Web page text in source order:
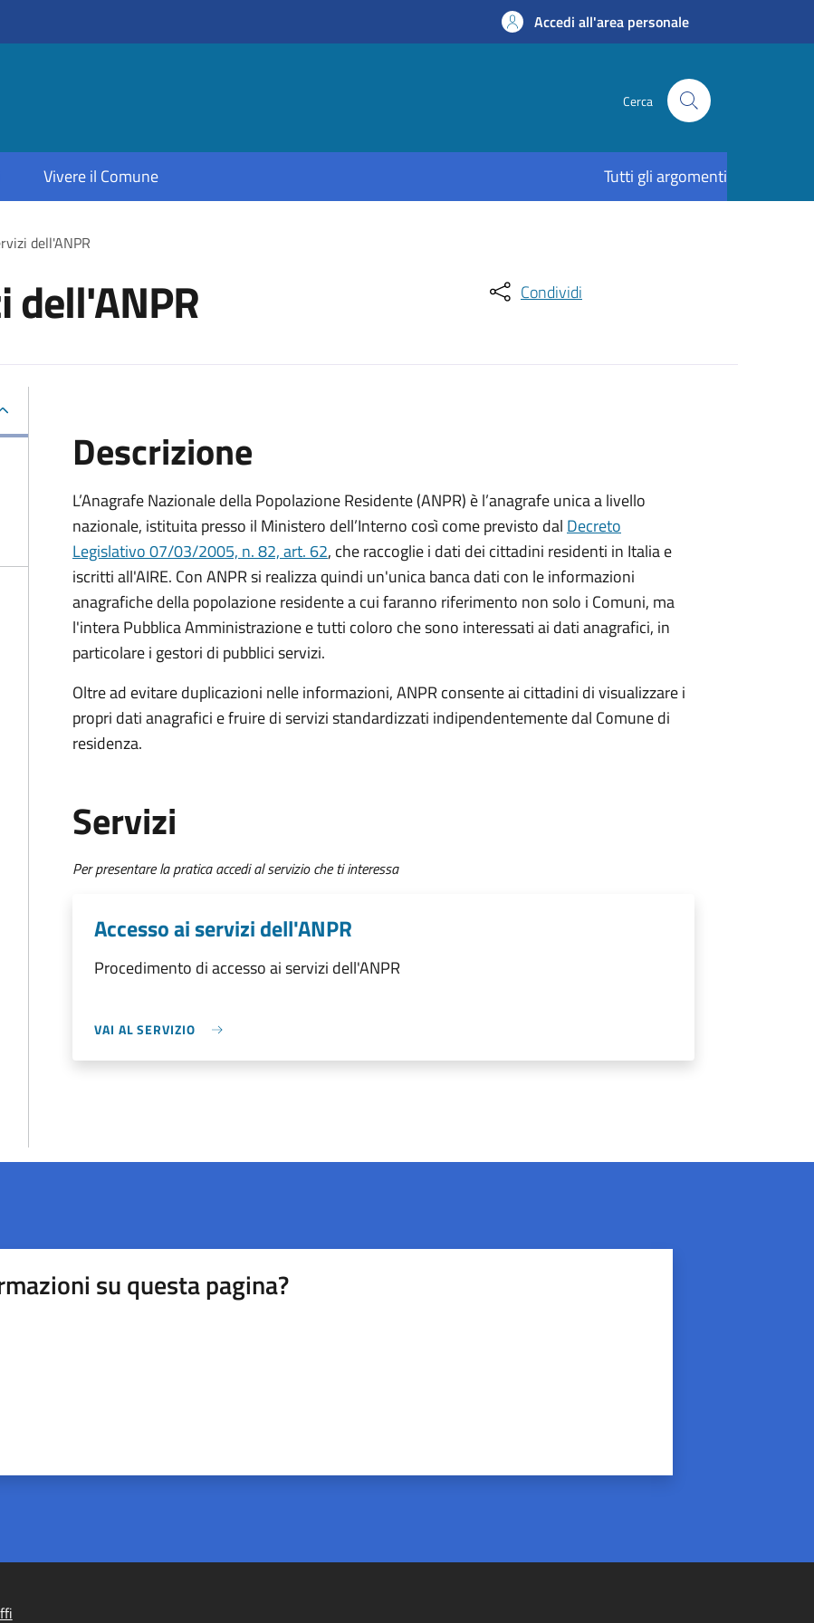
Accedi all'area personale
Cerca
Vivere il Comune Tutti gli argomenti
dell'ANPR
dell'ANPR Condividi
Descrizione
L’Anagrafe Nazionale della Popolazione Residente (ANPR) è l’anagrafe unica a livello
nazionale, istituita presso il Ministero dell’Interno così come previsto dal Decreto
Legislativo 07/03/2005, n. 82, art. 62, che raccoglie i dati dei cittadini residenti in Italia e
iscritti all'AIRE. Con ANPR si realizza quindi un'unica banca dati con le informazioni
anagrafiche della popolazione residente a cui faranno riferimento non solo i Comuni, ma
l'intera Pubblica Amministrazione e tutti coloro che sono interessati ai dati anagrafici, in
particolare i gestori di pubblici servizi.
Oltre ad evitare duplicazioni nelle informazioni, ANPR consente ai cittadini di visualizzare i
propri dati anagrafici e fruire di servizi standardizzati indipendentemente dal Comune di
residenza.
Servizi
Per presentare la pratica accedi al servizio che ti interessa
Accesso ai servizi dell'ANPR
Procedimento di accesso ai servizi dell'ANPR
VAI AL SERVIZIO
su questa pagina?